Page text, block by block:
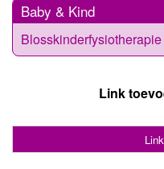
Baby & Kind
Blosskinderfysiotherapie
Link